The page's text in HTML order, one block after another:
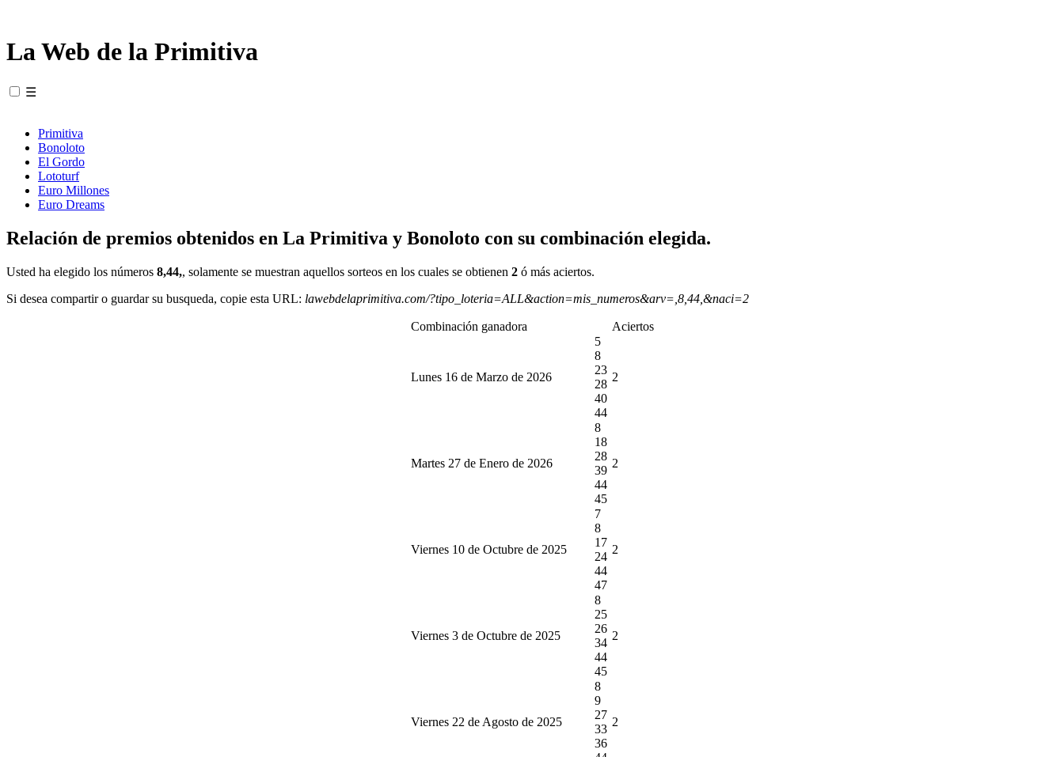
La Web de la Primitiva
☰
Primitiva
Bonoloto
El Gordo
Lototurf
Euro Millones
Euro Dreams
Relación de premios obtenidos en La Primitiva y Bonoloto con su combinación elegida.
Usted ha elegido los números 8,44,, solamente se muestran aquellos sorteos en los cuales se obtienen 2 ó más aciertos.
Si desea compartir o guardar su busqueda, copie esta URL: lawebdelaprimitiva.com/?tipo_loteria=ALL&action=mis_numeros&arv=,8,44,&naci=2
Combinación ganadora Aciertos
Lunes 16 de Marzo de 2026
5
8
23
28
40
44
2
Martes 27 de Enero de 2026
8
18
28
39
44
45
2
Viernes 10 de Octubre de 2025
7
8
17
24
44
47
2
Viernes 3 de Octubre de 2025
8
25
26
34
44
45
2
Viernes 22 de Agosto de 2025
8
9
27
33
36
2